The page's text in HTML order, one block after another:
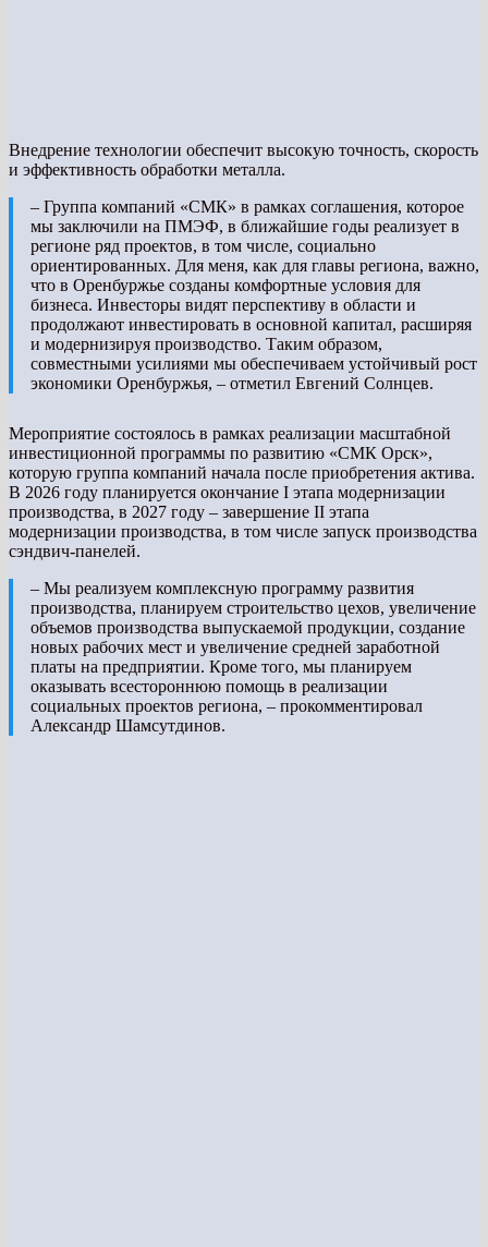
Внедрение технологии обеспечит высокую точность, скорость
и эффективность обработки металла.
– Группа компаний «СМК» в рамках соглашения, которое
мы заключили на ПМЭФ, в ближайшие годы реализует в
регионе ряд проектов, в том числе, социально
ориентированных. Для меня, как для главы региона, важно,
что в Оренбуржье созданы комфортные условия для
бизнеса. Инвесторы видят перспективу в области и
продолжают инвестировать в основной капитал, расширяя
и модернизируя производство. Таким образом,
совместными усилиями мы обеспечиваем устойчивый рост
экономики Оренбуржья, – отметил Евгений Солнцев.
Мероприятие состоялось в рамках реализации масштабной
инвестиционной программы по развитию «СМК Орск»,
которую группа компаний начала после приобретения актива.
В 2026 году планируется окончание I этапа модернизации
производства, в 2027 году – завершение II этапа
модернизации производства, в том числе запуск производства
сэндвич-панелей.
– Мы реализуем комплексную программу развития
производства, планируем строительство цехов, увеличение
объемов производства выпускаемой продукции, создание
новых рабочих мест и увеличение средней заработной
платы на предприятии. Кроме того, мы планируем
оказывать всестороннюю помощь в реализации
социальных проектов региона, – прокомментировал
Александр Шамсутдинов.